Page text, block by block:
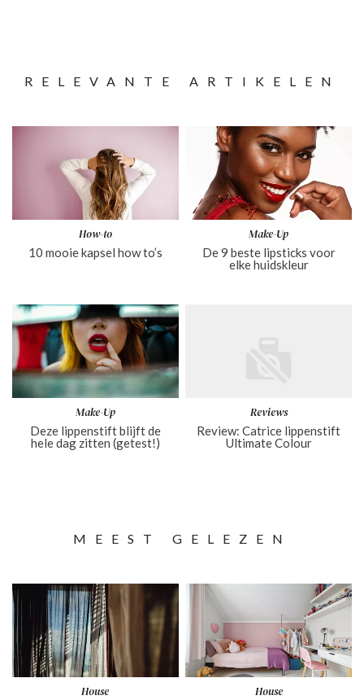
RELEVANTE ARTIKELEN
How-to
10 mooie kapsel how to’s
Make-Up
De 9 beste lipsticks voor
elke huidskleur
Make-Up
Deze lippenstift blijft de
hele dag zitten (getest!)
Reviews
Review: Catrice lippenstift
Ultimate Colour
MEEST GELEZEN
House House